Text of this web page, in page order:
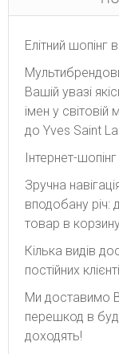
Елітний шопінг
Вашій увазі
імен у світовій
до Yves Saint
Інтернет-
Зручна
вподобану річ:
товар в
Кілька видів
постійних
Ми доставимо
перешкод в
доходять!